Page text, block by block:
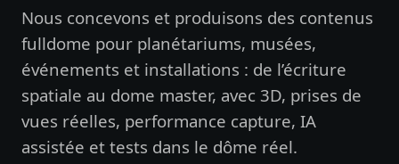
Nous concevons et produisons des contenus
fulldome pour planétariums, musées,
événements et installations : de l’écriture
spatiale au dome master, avec 3D, prises de
vues réelles, performance capture, IA
assistée et tests dans le dôme réel.